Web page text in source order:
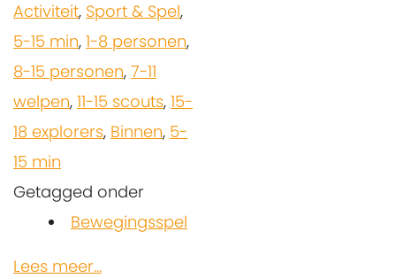
Activiteit, Sport & Spel,
5-15 min, 1-8 personen,
8-15 personen, 7-11
welpen, 11-15 scouts, 15-
18 explorers, Binnen, 5-
15 min
Getagged onder
Bewegingsspel
Lees meer...